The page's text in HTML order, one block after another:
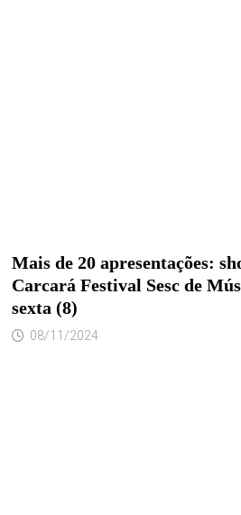
Mais de 20 apresentações:
Carcará Festival Sesc de
sexta (8)
08/11/2024